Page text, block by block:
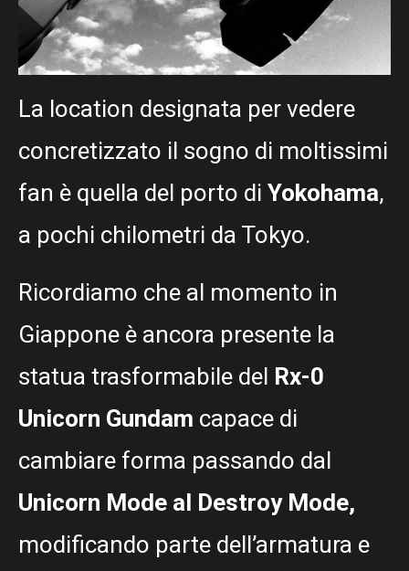
La location designata per vedere
concretizzato il sogno di moltissimi
fan è quella del porto di Yokohama,
a pochi chilometri da Tokyo.
Ricordiamo che al momento in
Giappone è ancora presente la
statua trasformabile del Rx-0
Unicorn Gundam capace di
cambiare forma passando dal
Unicorn Mode al Destroy Mode,
modificando parte dell’armatura e